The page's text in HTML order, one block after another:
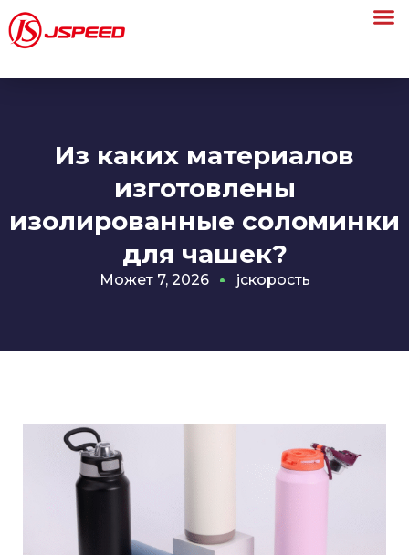
Из каких материалов
изготовлены
изолированные соломинки
для чашек?
Может 7, 2026 jскорость